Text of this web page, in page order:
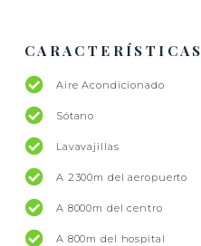
CARACTERÍSTICAS
Aire Acondicionado
Sótano
Lavavajillas
A 2300m del aeropuerto
A 8000m del centro
A 800m del hospital